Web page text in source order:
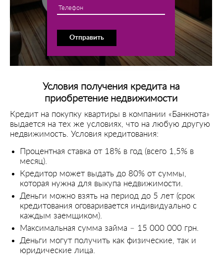
Телефон
Отправить
Условия получения кредита на
приобретение недвижимости
Кредит на покупку квартиры в компании «Банкнота»
выдается на тех же условиях, что на любую другую
недвижимость. Условия кредитования:
Процентная ставка от 18% в год (всего 1,5% в
месяц).
Кредитор может выдать до 80% от суммы,
которая нужна для выкупа недвижимости.
Деньги можно взять на период до 5 лет (срок
кредитования оговаривается индивидуально с
каждым заемщиком).
Максимальная сумма займа – 15 000 000 грн.
Деньги могут получить как физические, так и
юридические лица.